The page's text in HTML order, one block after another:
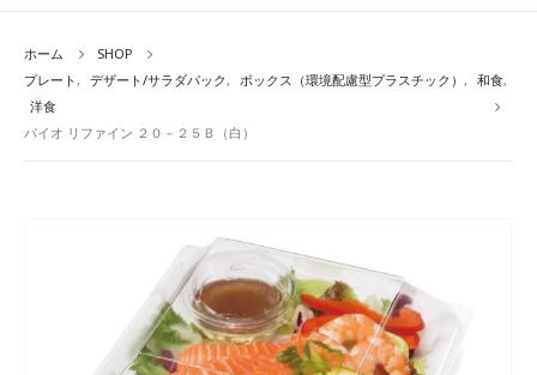
ホーム
SHOP
プレート , デザート/サラダパック , ボックス（環境配慮型プラスチック） , 和食,
洋食
バイオ リファイン ２０－２５Ｂ（白）